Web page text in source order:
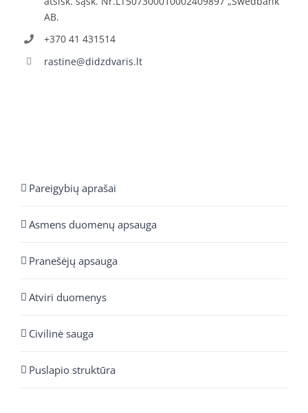
AB.
+370 41 431514
rastine@didzdvaris.lt
Pareigybių aprašai
Asmens duomenų apsauga
Pranešėjų apsauga
Atviri duomenys
Civilinė sauga
Puslapio struktūra